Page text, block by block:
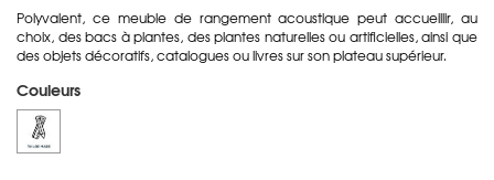
Polyvalent, ce meuble de rangement acoustique peut accueillir, au
choix, des bacs à plantes, des plantes naturelles ou artificielles, ainsi que
des objets décoratifs, catalogues ou livres sur son plateau supérieur.
Couleurs